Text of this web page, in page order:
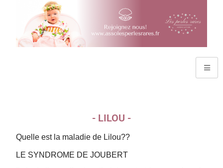
- LILOU -
Quelle est la maladie de Lilou??
LE SYNDROME DE JOUBERT